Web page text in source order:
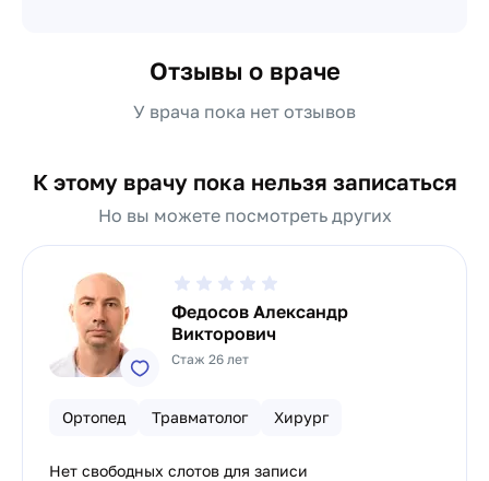
Отзывы о враче
У врача пока нет отзывов
К этому врачу пока нельзя записаться
Но вы можете посмотреть других
Федосов Александр
Викторович
Стаж 26 лет
Ортопед Травматолог Хирург
Нет свободных слотов для записи